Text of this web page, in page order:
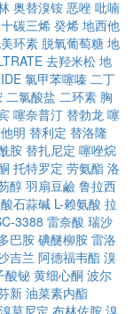
奥替溴铵 恶唑 吡喃
十碳三烯 癸烯 地西他
环素 脱氧葡萄糖 地
去羟米松 地
氯甲苯噻嗪 二丁
二氯酸盐 二环素 胸
噻奈普汀 替勃龙 噻
明 替利定 替洛隆
胺 替扎尼定 噻唑烷
托特罗定 劳氨酯 洛
醇 羽扇豆鹼 鲁拉西
石蒜碱 L-赖氨酸 拉
3388 雷奈酸 瑞沙
巴胺 碘醚柳胺 雷洛
吉兰 阿德福韦酯 溴
酸铋 黄细心酮 波尔
新 油菜素内酯
溴莫尼定 布林佐胺 溴